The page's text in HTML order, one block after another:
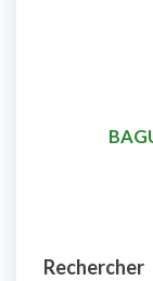
Rechercher